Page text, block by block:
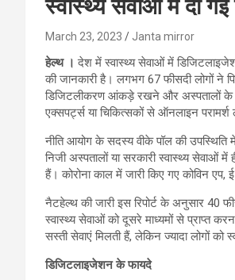
स्वास्थ्य सेवाओं मे दी
March 23, 2023 Janta mirror
हेल्‍थ ।देश में स्वास्थ्य सेवाओं में
की जानकारी है। लगभग 67 फीसदी लोगों ने
डिजिटलीकरण आंकड़े रखने और अस्पतालों के
एक्‍सपर्ट्स या चिकित्सकों से ऑनलाइन
नीति आयोग के सदस्य वीके पॉल की उपस्थिति
निजी अस्पतालों या सरकारी स्वास्थ्य सेवाओं
हैं। कोरोना काल में जारी किए गए कोविन
नैटहेल्थ की जारी इस रिपोर्ट के अनुसार 40
स्वास्थ्य सेवाओं को दूसरे माध्यमों से प्राप्त
सस्ती सेवाएं मिलती हैं, लेकिन ज्यादा लोगों को
डिजिटलाइजेशन के फायदे